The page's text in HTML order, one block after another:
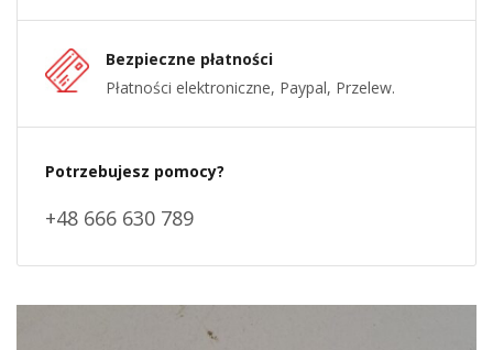
Bezpieczne płatności
Płatności elektroniczne, Paypal, Przelew.
Potrzebujesz pomocy?
+48 666 630 789